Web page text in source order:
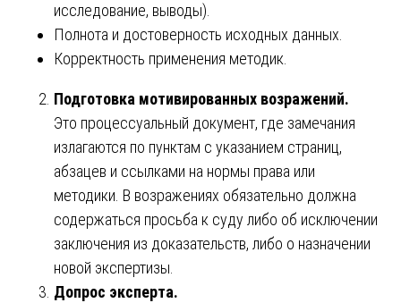
исследование, выводы).
Полнота и достоверность исходных данных.
Корректность применения методик.
Подготовка мотивированных возражений.
Это процессуальный документ, где замечания
излагаются по пунктам с указанием страниц,
абзацев и ссылками на нормы права или
методики. В возражениях обязательно должна
содержаться просьба к суду либо об исключении
заключения из доказательств, либо о назначении
новой экспертизы.
Допрос эксперта.